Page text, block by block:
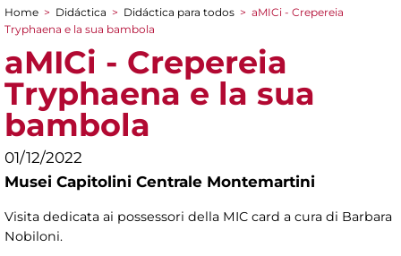
You are here
Home > Didáctica > Didáctica para todos > aMICi - Crepereia
Tryphaena e la sua bambola
aMICi - Crepereia
Tryphaena e la sua
bambola
01/12/2022
Musei Capitolini Centrale Montemartini
Visita dedicata ai possessori della MIC card a cura di Barbara
Nobiloni.